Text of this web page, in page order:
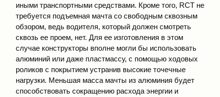
иными транспортными средствами. Кроме того, RСТ не
требуется подъемная мачта со свободным сквозным
обзором, ведь водителя, который должен смотреть
сквозь ее проем, нет. Для ее изготовления в этом
случае конструкторы вполне могли бы использовать
алюминий или даже пластмассу, с помощью ходовых
роликов с покрытием устранив высокие точечные
нагрузки. Меньшая масса мачты из алюминия будет
способствовать сокращению расхода энергии и